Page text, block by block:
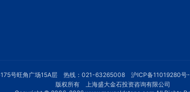
175号旺角广场15A层 热线：021-63265008 沪ICP备11019280号-
版权所有 上海盛大金石投资咨询有限公司